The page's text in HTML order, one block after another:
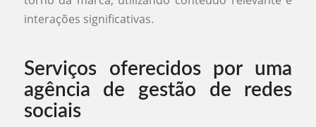
interações significativas.
Serviços oferecidos por uma
agência de gestão de redes
sociais